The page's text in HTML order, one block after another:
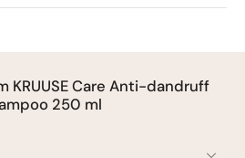
KRUUSE Care Anti-dandruff
250 ml